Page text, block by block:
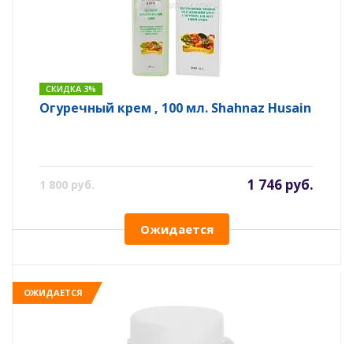
СКИДКА 3%
Огуречный крем , 100 мл. Shahnaz Husain
1 800 руб. 1 746 руб.
Ожидается
ОЖИДАЕТСЯ